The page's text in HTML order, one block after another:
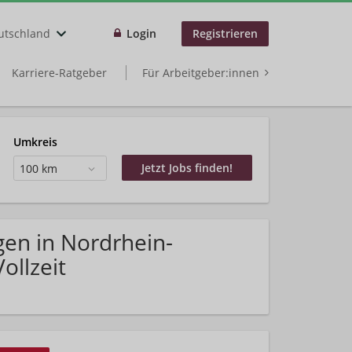
Login Registrieren
Karriere-Ratgeber Für Arbeitgeber:innen
Umkreis
100 km
in Nordrhein-